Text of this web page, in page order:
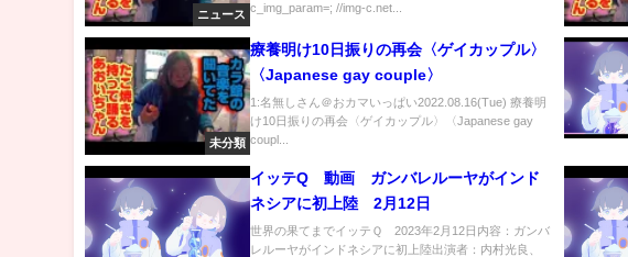
ニュース
c_img_param=; //img-c.net...
未分類
療養明け10日振りの再会〈ゲイカップル〉
〈Japanese gay couple〉
1:名無しさん＠おカマいっぱい2022.08.16(Tue) 療養明
け10日振りの再会〈ゲイカップル〉〈Japanese gay
coupl...
イッテQ 動画 ガンバレルーヤがインド
ネシアに初上陸 2月12日
世界の果てまでイッテＱ 2023年2月12日内容：ガンバ
レルーヤがインドネシアに初上陸出演者：内村光良、